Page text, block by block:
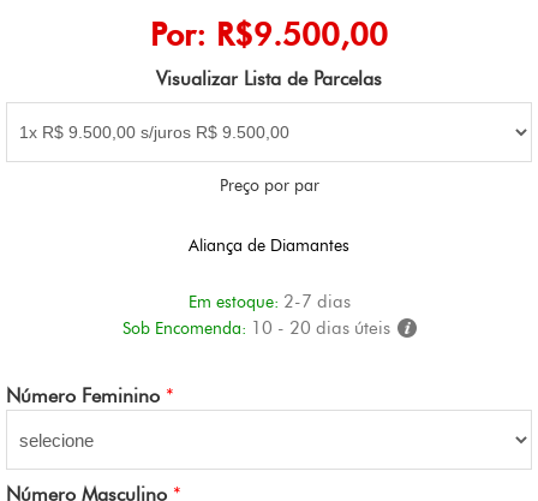
Por: R$9.500,00
Visualizar Lista de Parcelas
Preço por par
Aliança de Diamantes
Em estoque: 2-7 dias
Sob Encomenda: 10 - 20 dias úteis
Número Feminino *
Número Masculino *